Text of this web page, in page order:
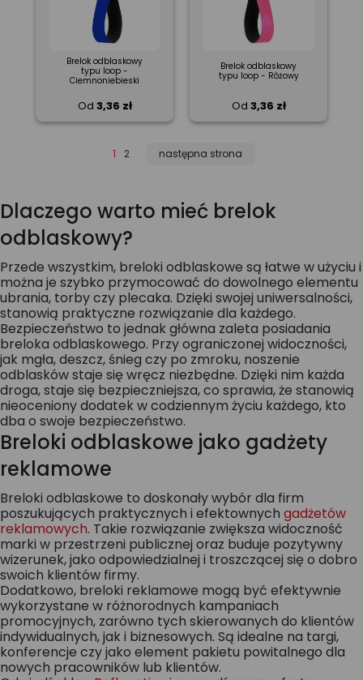
Brelok odblaskowy
typu loop -
Ciemnoniebieski
Od 3,36 zł
Brelok odblaskowy
typu loop - Różowy
Od 3,36 zł
1 2 następna strona
Dlaczego warto mieć brelok
odblaskowy?
Przede wszystkim, breloki odblaskowe są łatwe w użyciu i
można je szybko przymocować do dowolnego elementu
ubrania, torby czy plecaka. Dzięki swojej uniwersalności,
stanowią praktyczne rozwiązanie dla każdego.
Bezpieczeństwo to jednak główna zaleta posiadania
breloka odblaskowego. Przy ograniczonej widoczności,
jak mgła, deszcz, śnieg czy po zmroku, noszenie
odblasków staje się wręcz niezbędne. Dzięki nim każda
droga, staje się bezpieczniejsza, co sprawia, że stanowią
nieoceniony dodatek w codziennym życiu każdego, kto
dba o swoje bezpieczeństwo.
Breloki odblaskowe jako gadżety
reklamowe
Breloki odblaskowe to doskonały wybór dla firm
poszukujących praktycznych i efektownych gadżetów
reklamowych. Takie rozwiązanie zwiększa widoczność
marki w przestrzeni publicznej oraz buduje pozytywny
wizerunek, jako odpowiedzialnej i troszczącej się o dobro
swoich klientów firmy.
Dodatkowo, breloki reklamowe mogą być efektywnie
wykorzystane w różnorodnych kampaniach
promocyjnych, zarówno tych skierowanych do klientów
indywidualnych, jak i biznesowych. Są idealne na targi,
konferencje czy jako element pakietu powitalnego dla
nowych pracowników lub klientów.